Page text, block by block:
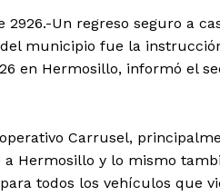
2926.-Un regreso seguro a
municipio fue la
en Hermosillo, informó el
Carrusel,
Hermosillo y lo mismo
todos los vehículos que